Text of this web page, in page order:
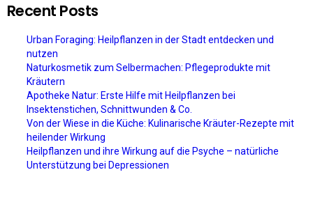
Recent Posts
Urban Foraging: Heilpflanzen in der Stadt entdecken und
nutzen
Naturkosmetik zum Selbermachen: Pflegeprodukte mit
Kräutern
Apotheke Natur: Erste Hilfe mit Heilpflanzen bei
Insektenstichen, Schnittwunden & Co.
Von der Wiese in die Küche: Kulinarische Kräuter-Rezepte mit
heilender Wirkung
Heilpflanzen und ihre Wirkung auf die Psyche – natürliche
Unterstützung bei Depressionen